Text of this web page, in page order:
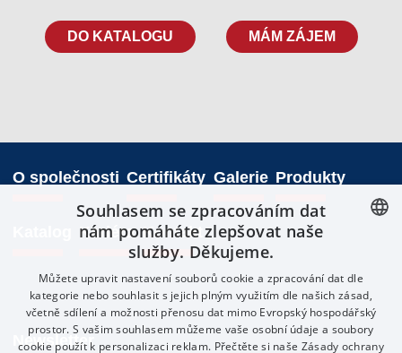
DO KATALOGU MÁM ZÁJEM
O společnosti Certifikáty Galerie Produkty
Kariéra Kontakt
Newsletter
ENGLISH
POLISH
SLOVAK
Souhlasem se zpracováním dat
nám pomáháte zlepšovat naše
služby. Děkujeme.
Můžete upravit nastavení souborů cookie a zpracování dat dle
kategorie nebo souhlasit s jejich plným využitím dle našich zásad,
včetně sdílení a možnosti přenosu dat mimo Evropský hospodářský
prostor. S vašim souhlasem můžeme vaše osobní údaje a soubory
cookie použít k personalizaci reklam. Přečtěte si naše Zásady ochrany